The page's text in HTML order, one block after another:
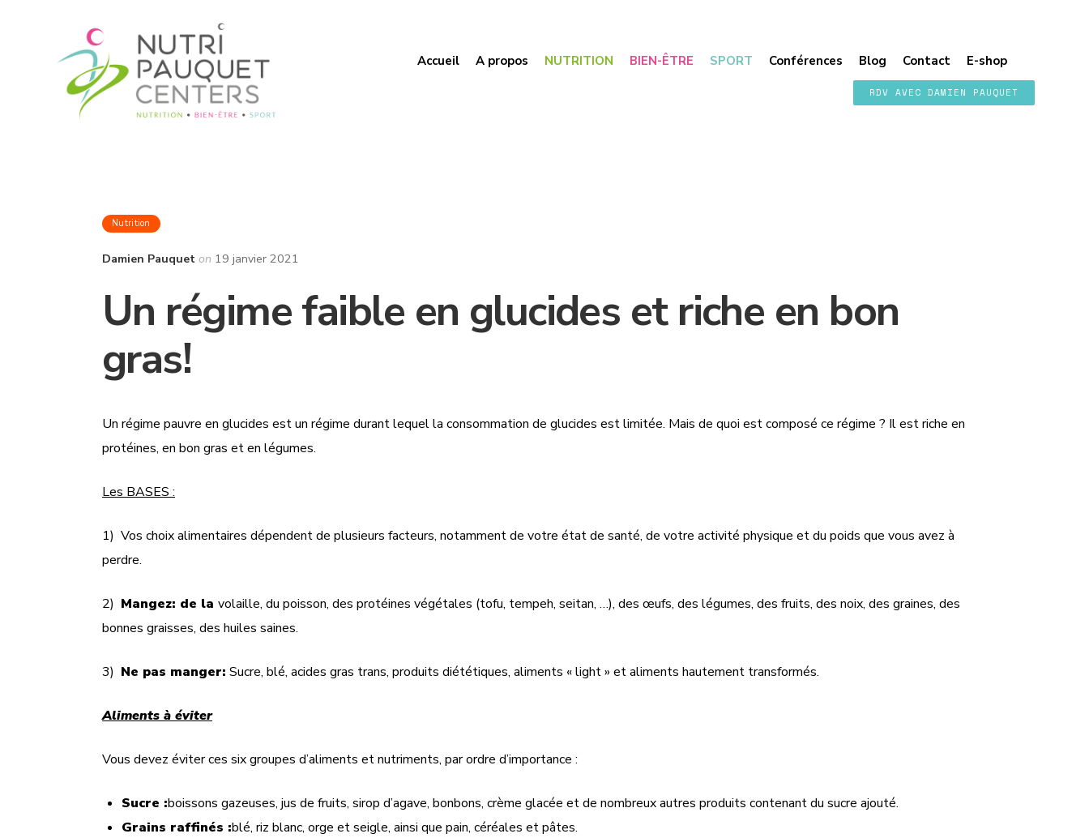
Accueil A propos NUTRITION BIEN-ÊTRE SPORT Conférences Blog Contact E-shop
RDV AVEC DAMIEN PAUQUET
Nutrition
Damien Pauquet on 19 janvier 2021
Un régime faible en glucides et riche en bon
gras!
Un régime pauvre en glucides est un régime durant lequel la consommation de glucides est limitée. Mais de quoi est composé ce régime ? Il est riche en
protéines, en bon gras et en légumes.
Les BASES :
1) Vos choix alimentaires dépendent de plusieurs facteurs, notamment de votre état de santé, de votre activité physique et du poids que vous avez à
perdre.
2) Mangez: de la volaille, du poisson, des protéines végétales (tofu, tempeh, seitan, …), des œufs, des légumes, des fruits, des noix, des graines, des
bonnes graisses, des huiles saines.
3) Ne pas manger: Sucre, blé, acides gras trans, produits diététiques, aliments « light » et aliments hautement transformés.
Aliments à éviter
Vous devez éviter ces six groupes d’aliments et nutriments, par ordre d’importance :
Sucre :boissons gazeuses, jus de fruits, sirop d’agave, bonbons, crème glacée et de nombreux autres produits contenant du sucre ajouté.
Grains raffinés :blé, riz blanc, orge et seigle, ainsi que pain, céréales et pâtes.